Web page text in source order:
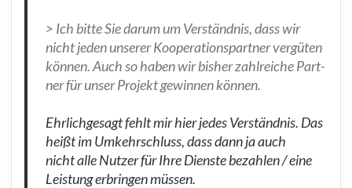
> Ich bit­te Sie dar­um um Ver­ständ­nis, dass wir
nicht jeden unse­rer Koope­ra­ti­ons­part­ner ver­gü­ten
kön­nen. Auch so haben wir bis­her zahl­rei­che Part­
ner für unser Pro­jekt gewin­nen kön­nen.
Ehr­lich­ge­sagt fehlt mir hier jedes Ver­ständ­nis. Das
heißt im Umkehr­schluss, dass dann ja auch
nichtalle Nut­zer für Ihre Diens­te bezah­len / eine
Leis­tung erbrin­gen müs­sen.